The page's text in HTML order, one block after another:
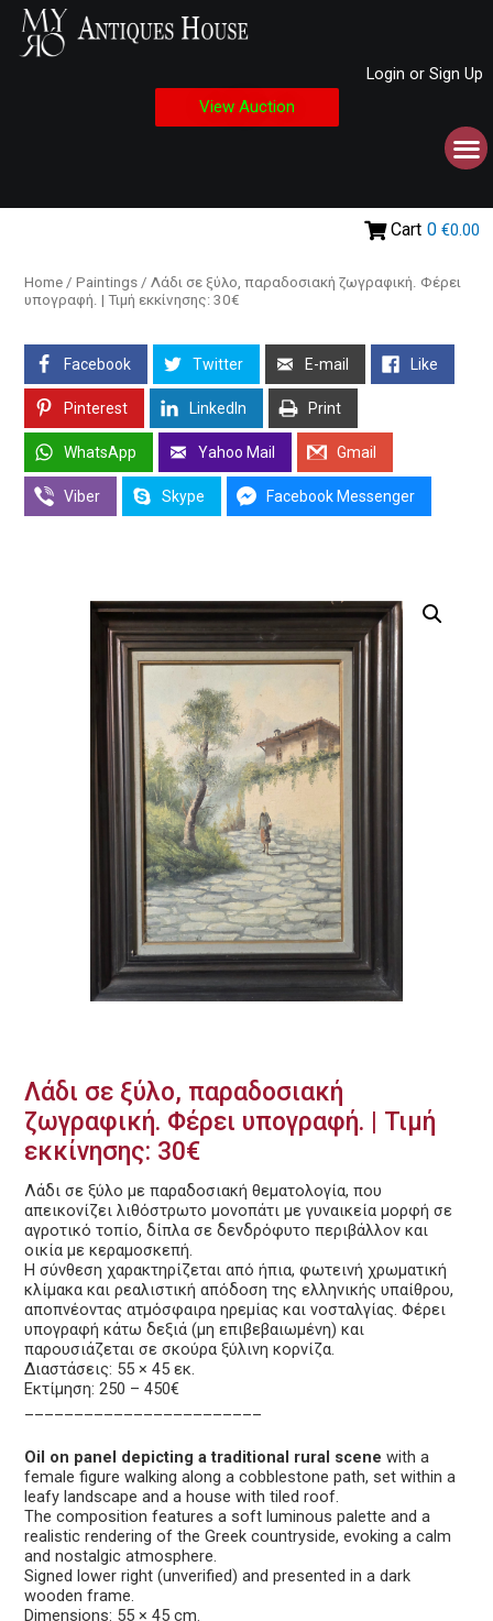
Login or Sign Up
View Auction
Cart 0 €0.00
Home / Paintings / Λάδι σε ξύλο, παραδοσιακή ζωγραφική. Φέρει
υπογραφή. | Τιμή εκκίνησης: 30€
Facebook Twitter E-mail Like
Pinterest LinkedIn Print
WhatsApp Yahoo Mail Gmail
Viber Skype Facebook Messenger
Λάδι σε ξύλο, παραδοσιακή
ζωγραφική. Φέρει υπογραφή. | Τιμή
εκκίνησης: 30€
Λάδι σε ξύλο με παραδοσιακή θεματολογία, που
απεικονίζει λιθόστρωτο μονοπάτι με γυναικεία μορφή σε
αγροτικό τοπίο, δίπλα σε δενδρόφυτο περιβάλλον και
οικία με κεραμοσκεπή.
Η σύνθεση χαρακτηρίζεται από ήπια, φωτεινή χρωματική
κλίμακα και ρεαλιστική απόδοση της ελληνικής υπαίθρου,
αποπνέοντας ατμόσφαιρα ηρεμίας και νοσταλγίας. Φέρει
υπογραφή κάτω δεξιά (μη επιβεβαιωμένη) και
παρουσιάζεται σε σκούρα ξύλινη κορνίζα.
Διαστάσεις: 55 × 45 εκ.
Εκτίμηση: 250 – 450€
Oil on panel depicting a traditional rural scene with a
female figure walking along a cobblestone path, set within a
leafy landscape and a house with tiled roof.
The composition features a soft luminous palette and a
realistic rendering of the Greek countryside, evoking a calm
and nostalgic atmosphere.
Signed lower right (unverified) and presented in a dark
wooden frame.
Dimensions: 55 × 45 cm.